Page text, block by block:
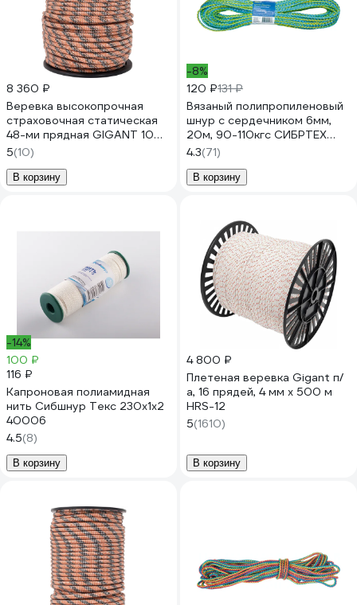
8 360 ₽
Веревка высокопрочная
страховочная статическая
48-ми прядная GIGANT 10
мм 100 м SRG-05
5(10)
В корзину
-8%
120 ₽131 ₽
Вязаный полипропиленовый
шнур с сердечником 6мм,
20м, 90-110кгс СИБРТЕХ
Радуга Россия 93954
4.3(71)
В корзину
-14%
100 ₽
116 ₽
Капроновая полиамидная
нить Сибшнур Текс 230х1х2
40006
4.5(8)
В корзину
4 800 ₽
Плетеная веревка Gigant п/
а, 16 прядей, 4 мм х 500 м
HRS-12
5(1610)
В корзину